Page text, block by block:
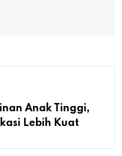
Anak Tinggi,
Lebih Kuat